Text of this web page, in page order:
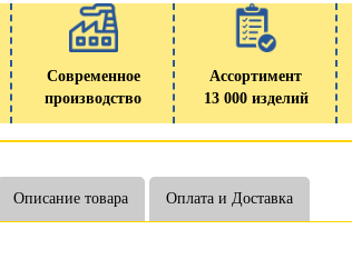
Современное
производство
Ассортимент
13 000 изделий
Описание товара Оплата и Доставка